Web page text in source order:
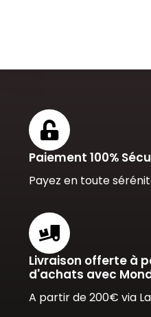
Paiement 100%
Payez en toute
Livraison offerte à
d'achats avec
A partir de 200€ via